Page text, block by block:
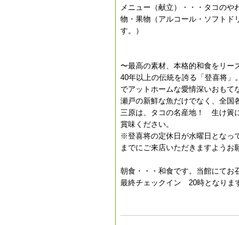
メニュー（献立）・・・タコの
物・果物（アルコール・ソフトド
す。）
〜最高の素材、本格的和食をリー
40年以上の伝統を誇る「登喜将
でアットホームな愛情深いおもて
瀬戸の新鮮な魚だけでなく、全国
三原は、タコの名産地！ 生け簀
賞味ください。
※登喜将の定休日が水曜日となっ
までにご来店いただきますようお
朝食・・・和食です。当館にてお
最終チェックイン 20時となりま